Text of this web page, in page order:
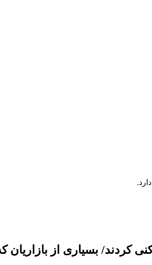
کردند/ بسیاری از